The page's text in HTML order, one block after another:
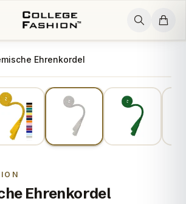
Ehrenkordel
Ehrenkordel